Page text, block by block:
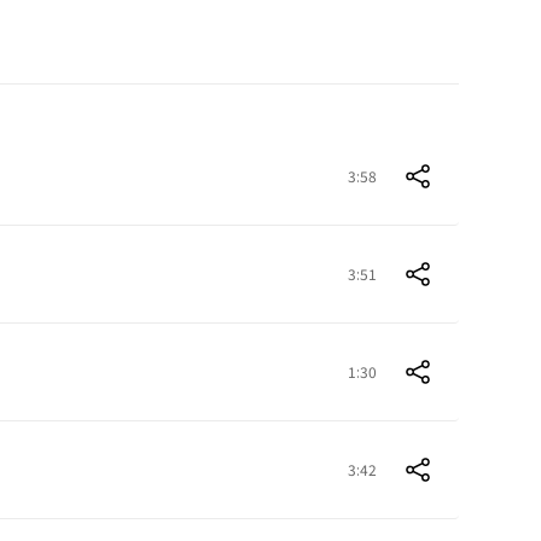
3:58
3:51
1:30
3:42